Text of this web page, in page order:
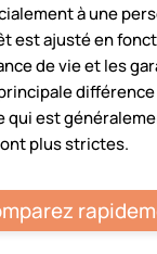
à une
est ajusté en
de vie et les
qui est
plus strictes.